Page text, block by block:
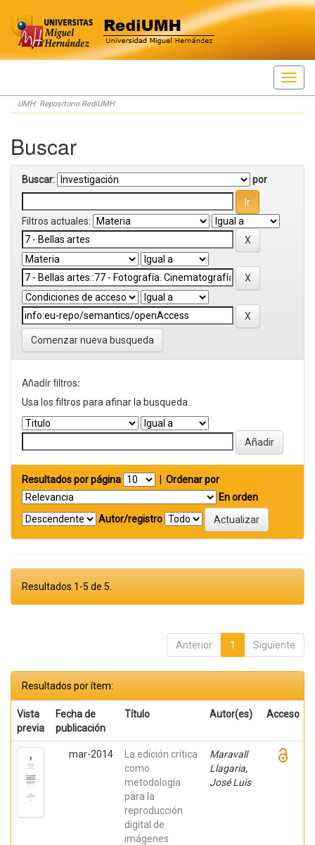
Skip
navigation
UMH: Repositorio RediUMH
Buscar
Buscar: por
Filtros actuales:
Comenzar nueva busqueda
Añadir filtros:
Usa los filtros para afinar la busqueda.
Resultados por página
Ordenar por
En orden
Autor/registro
Resultados 1-5 de 5.
Anterior 1 Siguiente
Resultados por ítem:
Vista
previa
Fecha de
publicación
Título Autor(es) Acceso
mar-2014
La edición crítica
como
metodología
para la
reproducción
digital de
imágenes
Maravall
Llagaria,
José Luis